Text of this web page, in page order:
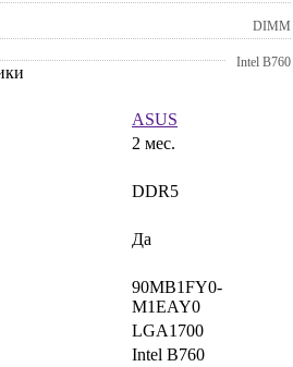
DIMM
Intel B760
ASUS
2 мес.
DDR5
Да
90MB1FY0-
M1EAY0
LGA1700
Intel B760